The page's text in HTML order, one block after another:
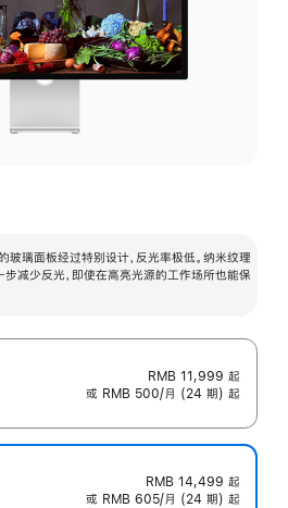
玻璃面板经过特别设计，反光率极低。纳米纹理
步减少反光，即使在高亮光源的工作场所也能保
RMB 11,999 起
或 RMB 500/月 (24 期) 起
RMB 14,499 起
或 RMB 605/月 (24 期) 起